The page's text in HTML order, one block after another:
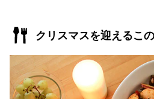
クリスマスを迎えるこの